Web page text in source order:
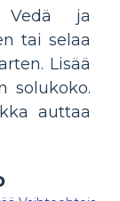
Vedä ja
tai selaa
Lisää
solukoko.
auttaa